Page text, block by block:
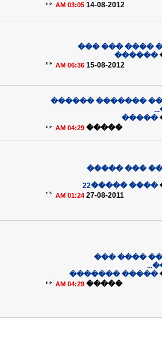
14-08-2012
03:05 AM
��� ���� ���
������
15-08-2012
06:36 AM
������ �������
�����
�����
04:29 AM
������ ���
���� �����22
27-08-2011
01:24 AM
������
����� �������
�����
04:29 AM